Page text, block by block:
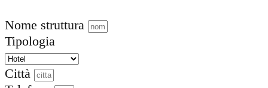
Nome struttura
Tipologia
Città